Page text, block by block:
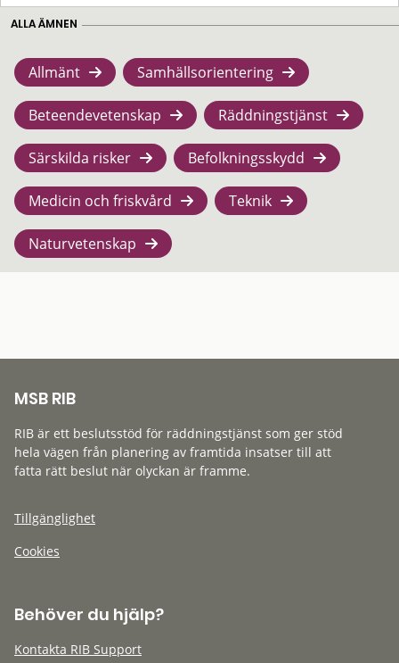
ALLA ÄMNEN
Allmänt Samhällsorientering
Beteendevetenskap Räddningstjänst
Särskilda risker Befolkningsskydd
Medicin och friskvård Teknik
Naturvetenskap
MSB RIB
RIB är ett beslutsstöd för räddningstjänst som ger stöd
hela vägen från planering av framtida insatser till att
fatta rätt beslut när olyckan är framme.
Tillgänglighet
Cookies
Behöver du hjälp?
Kontakta RIB Support